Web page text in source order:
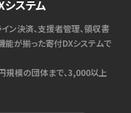
ステム
ン決済、支援者管理、領収書
能が揃った寄付DXシステムで
規模の団体まで、3,000以上